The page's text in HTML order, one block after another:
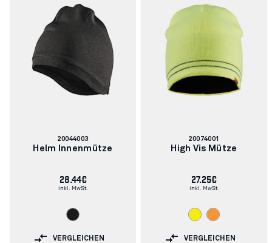
Artikelnummer:
20044003
Helm Innenmütze
28.44€
inkl. MwSt.
VERGLEICHEN
Artikelnummer:
20074001
High Vis Mütze
27.25€
inkl. MwSt.
VERGLEICHEN